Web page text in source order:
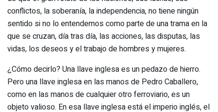
conflictos, la soberanía, la independencia, no tiene ningún
sentido si no lo entendemos como parte de una trama en la
que se cruzan, día tras día, las acciones, las disputas, las
vidas, los deseos y el trabajo de hombres y mujeres.
¿Cómo decirlo? Una llave inglesa es un pedazo de hierro.
Pero una llave inglesa en las manos de Pedro Caballero,
como en las manos de cualquier otro ferroviario, es un
objeto valioso. En esa llave inglesa está el imperio inglés, el